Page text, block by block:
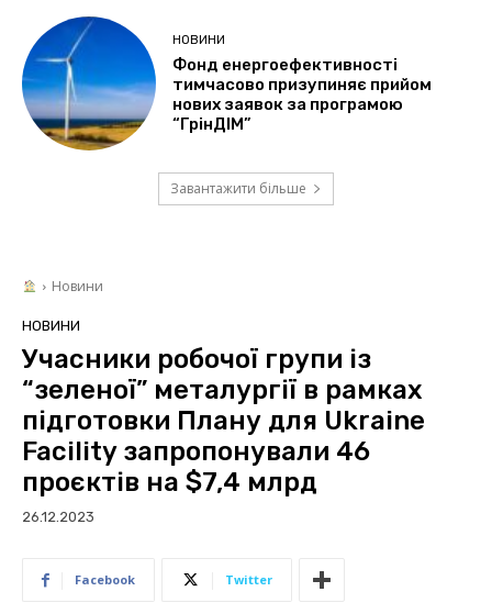
НОВИНИ
Фонд енергоефективності
тимчасово призупиняє прийом
нових заявок за програмою
“ГрінДІМ”
Завантажити більше